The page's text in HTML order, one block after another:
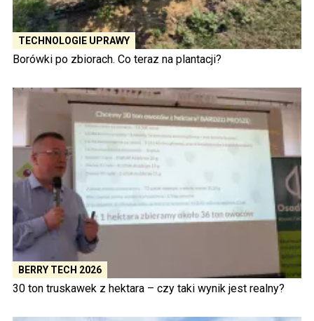
TECHNOLOGIE UPRAWY
Borówki po zbiorach. Co teraz na plantacji?
BERRY TECH 2026
30 ton truskawek z hektara – czy taki wynik jest realny?